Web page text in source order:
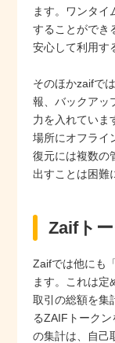
ます。ワンタイ
することができ
安心して利用す
そのほかzaifで
報、バックアッ
力を入れていま
場所にオフライ
復元には複数の
出すことは困難
Zaifト
Zaifでは他にも
ます。これは定
取引の総額を集
るZAIFトークン
の集計は、自己